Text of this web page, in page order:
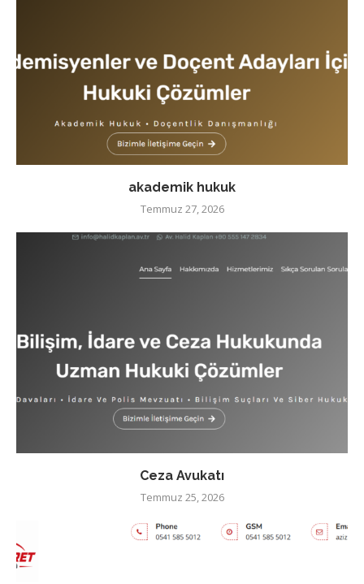
akademik hukuk
Temmuz 27, 2026
Ceza Avukatı
Temmuz 25, 2026